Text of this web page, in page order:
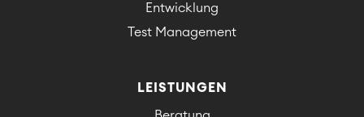
Entwicklung
Test Management
LEISTUNGEN